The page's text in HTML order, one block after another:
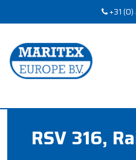
+31
RSV 316,